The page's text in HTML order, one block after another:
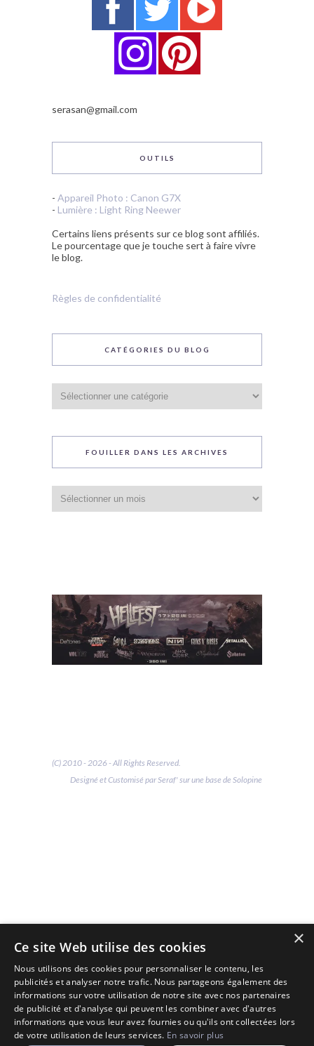
serasan@gmail.com
OUTILS
- Appareil Photo : Canon G7X
- Lumière : Light Ring Neewer
Certains liens présents sur ce blog sont affiliés.
Le pourcentage que je touche sert à faire vivre
le blog.
Règles de confidentialité
CATÉGORIES DU BLOG
du
blog
FOUILLER DANS LES ARCHIVES
dans
les
(C) 2010 - 2026 - All Rights Reserved.
Designé et Customisé par Seraf' sur une base de Solopine
×
Ce site Web utilise des cookies
Nous utilisons des cookies pour personnaliser le contenu, les
publicités et analyser notre trafic. Nous partageons également des
informations sur votre utilisation de notre site avec nos partenaires
de publicité et d'analyse qui peuvent les combiner avec d'autres
informations que vous leur avez fournies ou qu'ils ont collectées lors
de votre utilisation de leurs services. En savoir plus